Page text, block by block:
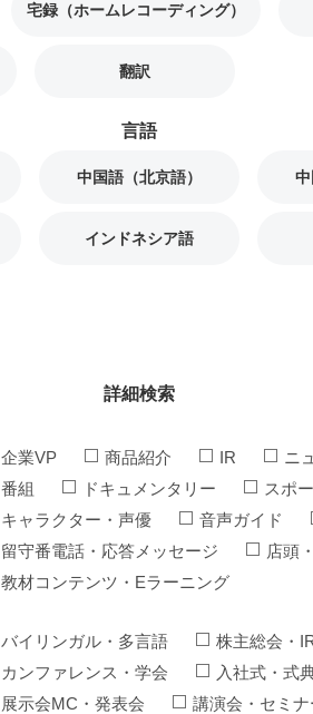
宅録（ホームレコーディング）
翻訳
言語
中国語（北京語） 中
インドネシア語
詳細検索
企業VP 商品紹介 IR ニ
番組
ドキュメンタリー
スポ
キャラクター・声優
音声ガイド
留守番電話・応答メッセージ
店頭
教材コンテンツ・Eラーニング
バイリンガル・多言語
株主総会・
カンファレンス・学会
入社式・式
展示会MC・発表会
講演会・セミ